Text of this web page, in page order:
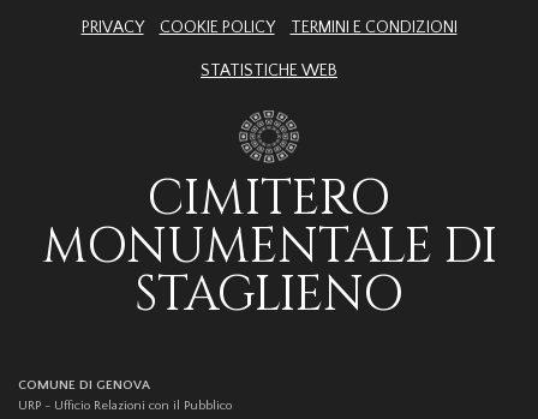
PRIVACY COOKIE POLICY TERMINI E CONDIZIONI
STATISTICHE WEB
CIMITERO
MONUMENTALE DI
STAGLIENO
COMUNE DI GENOVA
URP - Ufficio Relazioni con il Pubblico